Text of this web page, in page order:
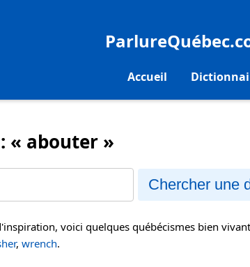
Accueil
« abouter »
Chercher une
voici quelques québécismes bien
, wrench.